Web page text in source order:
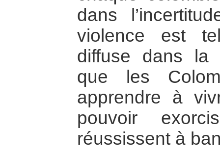
dans
violence est
diffuse dans la
que les
apprendre à
pouvoir
réussissent à